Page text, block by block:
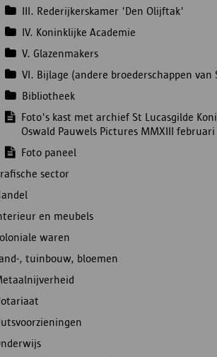
III. Rederijkerskamer 'Den Olijftak'
IV. Koninklijke Academie
V. Glazenmakers
VI. Bijlage (andere broederschappen van
Bibliotheek
Foto's kast met archief St Lucasgilde
Oswald Pauwels Pictures MMXIII februari
Foto paneel
sector
en meubels
waren
, tuinbouw, bloemen